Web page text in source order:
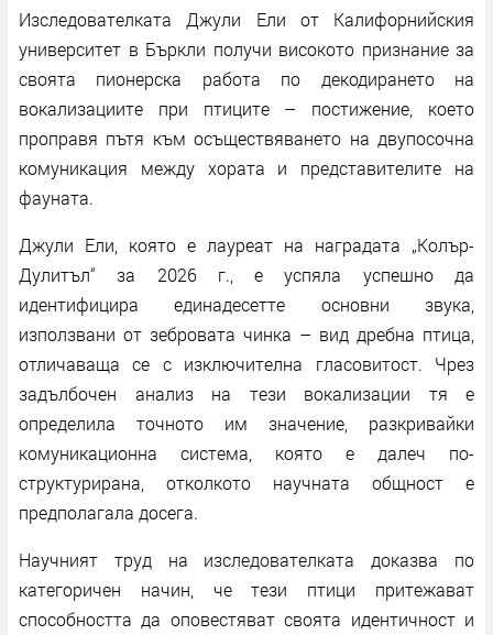
Изследователката Джули Ели от Калифорнийския
университет в Бъркли получи високото признание за
своята пионерска работа по декодирането на
вокализациите при птиците – постижение, което
проправя пътя към осъществяването на двупосочна
комуникация между хората и представителите на
фауната.
Джули Ели, която е лауреат на наградата „Колър-
Дулитъл“ за 2026 г., е успяла успешно да
идентифицира единадесетте основни звука,
използвани от зебровата чинка – вид дребна птица,
отличаваща се с изключителна гласовитост. Чрез
задълбочен анализ на тези вокализации тя е
определила точното им значение, разкривайки
комуникационна система, която е далеч по-
структурирана, отколкото научната общност е
предполагала досега.
Научният труд на изследователката доказва по
категоричен начин, че тези птици притежават
способността да оповестяват своята идентичност и